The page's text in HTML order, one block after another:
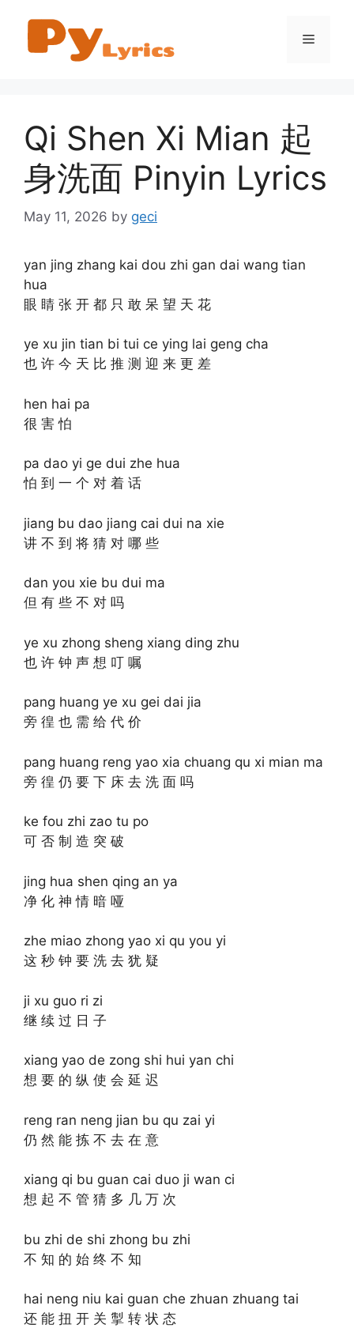
content
Menu
Qi Shen Xi Mian 起
身洗面 Pinyin Lyrics
May 11, 2026 by geci
yan jing zhang kai dou zhi gan dai wang tian
hua
眼 睛 张 开 都 只 敢 呆 望 天 花
ye xu jin tian bi tui ce ying lai geng cha
也 许 今 天 比 推 测 迎 来 更 差
hen hai pa
很 害 怕
pa dao yi ge dui zhe hua
怕 到 一 个 对 着 话
jiang bu dao jiang cai dui na xie
讲 不 到 将 猜 对 哪 些
dan you xie bu dui ma
但 有 些 不 对 吗
ye xu zhong sheng xiang ding zhu
也 许 钟 声 想 叮 嘱
pang huang ye xu gei dai jia
旁 徨 也 需 给 代 价
pang huang reng yao xia chuang qu xi mian ma
旁 徨 仍 要 下 床 去 洗 面 吗
ke fou zhi zao tu po
可 否 制 造 突 破
jing hua shen qing an ya
净 化 神 情 暗 哑
zhe miao zhong yao xi qu you yi
这 秒 钟 要 洗 去 犹 疑
ji xu guo ri zi
继 续 过 日 子
xiang yao de zong shi hui yan chi
想 要 的 纵 使 会 延 迟
reng ran neng jian bu qu zai yi
仍 然 能 拣 不 去 在 意
xiang qi bu guan cai duo ji wan ci
想 起 不 管 猜 多 几 万 次
bu zhi de shi zhong bu zhi
不 知 的 始 终 不 知
hai neng niu kai guan che zhuan zhuang tai
还 能 扭 开 关 掣 转 状 态